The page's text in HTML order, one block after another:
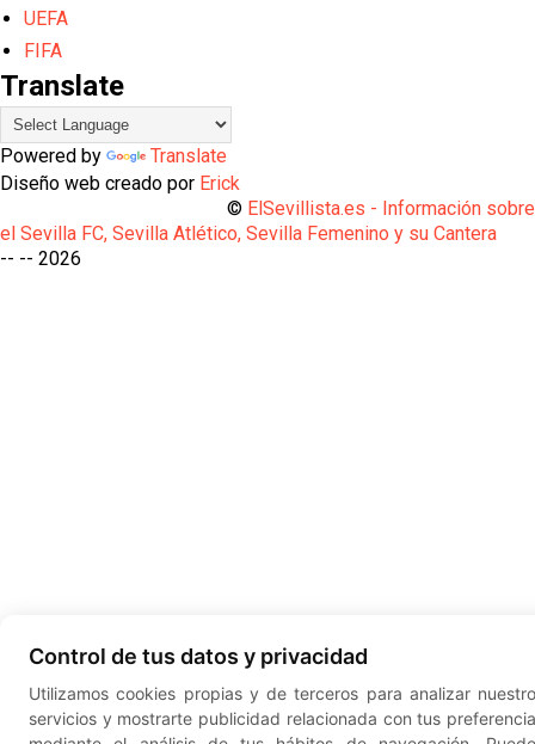
UEFA
FIFA
Translate
Powered by
Translate
Diseño web creado por Erick
© ElSevillista.es - Información sobre
el Sevilla FC, Sevilla Atlético, Sevilla Femenino y su Cantera
-- --
Control de tus datos y privacidad
Utilizamos cookies propias y de terceros para analizar
servicios y mostrarte publicidad relacionada con tus
2026